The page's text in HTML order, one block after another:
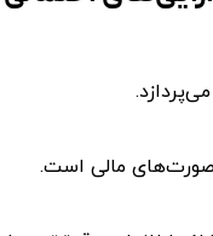
صورت‌های مالی است.